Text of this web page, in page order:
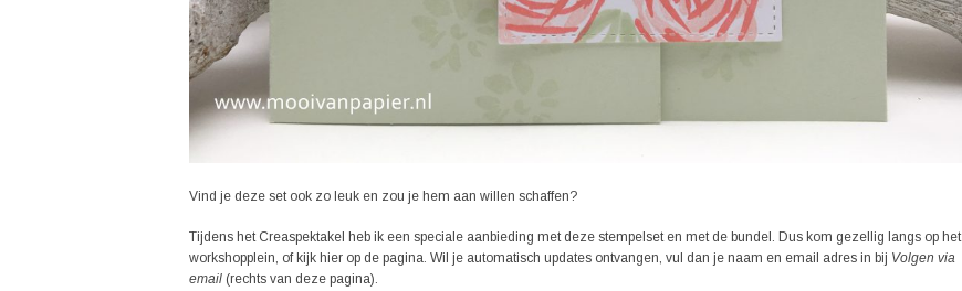
Vind je deze set ook zo leuk en zou je hem aan willen schaffen?
Tijdens het Creaspektakel heb ik een speciale aanbieding met deze stempelset en met de bundel. Dus kom gezellig langs op het
workshopplein, of kijk hier op de pagina. Wil je automatisch updates ontvangen, vul dan je naam en email adres in bij Volgen via
email (rechts van deze pagina).